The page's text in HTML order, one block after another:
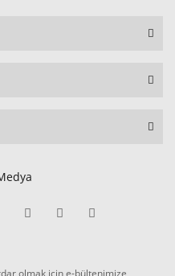
olmak için e-bültenimize